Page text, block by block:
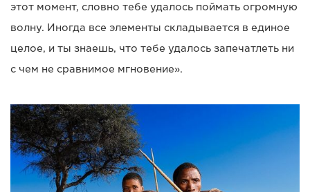
этот момент, словно тебе удалось поймать огромную
волну. Иногда все элементы складывается в единое
целое, и ты знаешь, что тебе удалось запечатлеть ни
с чем не сравнимое мгновение».